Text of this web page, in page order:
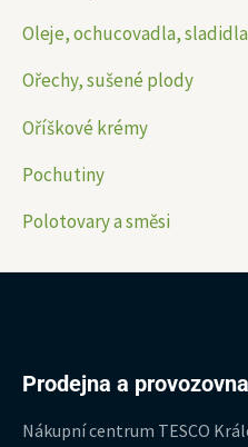
Oleje, ochucovadla, sladidla
Ořechy, sušené plody
Oříškové krémy
Pochutiny
Polotovary a směsi
Prodejna a
Nákupní centrum TESCO